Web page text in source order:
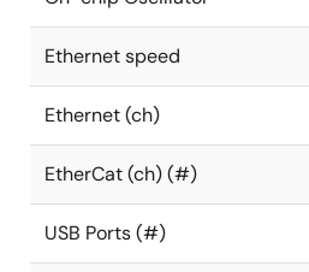
Ethernet speed
Ethernet (ch)
EtherCat (ch) (#)
USB Ports (#)